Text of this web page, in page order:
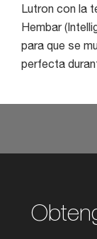
Lutron con la
Hembar
para que se
perfecta